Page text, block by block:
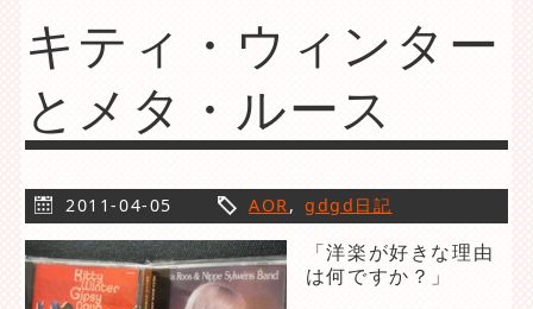
キティ・ウィンター
とメタ・ルース
2011-04-05 AOR,gdgd日記
「洋楽が好きな理由
は何ですか？」